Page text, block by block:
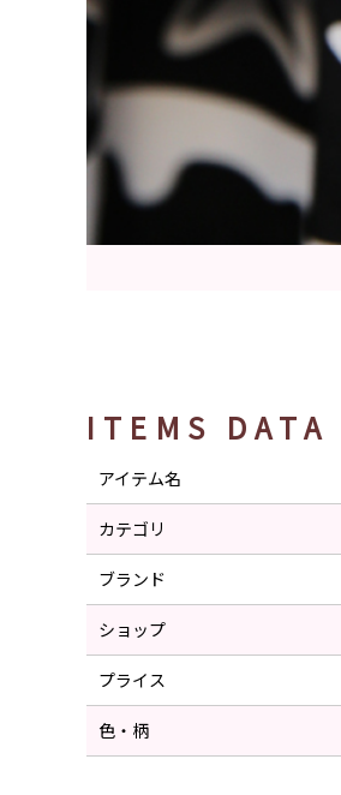
ITEMS DATA
アイテム名
カテゴリ
ブランド
ショップ
プライス
色・柄